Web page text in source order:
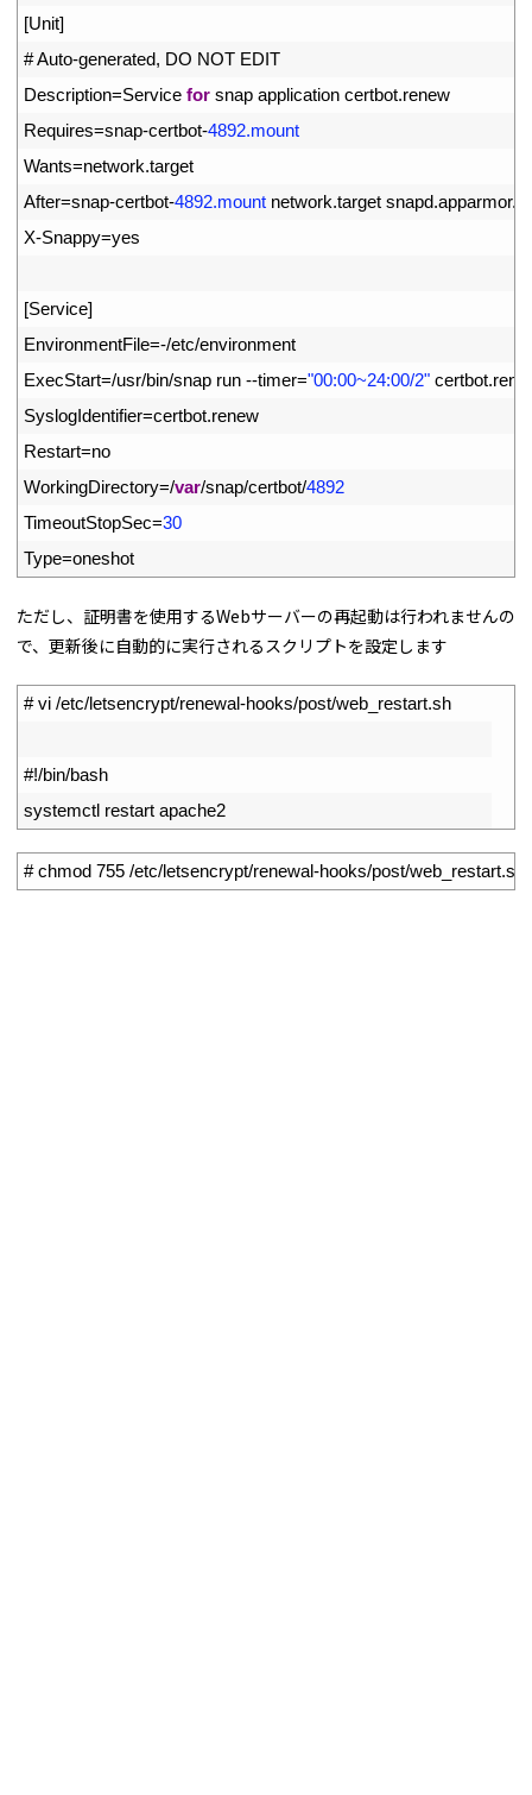
[Unit]
# Auto-generated, DO NOT EDIT
Description=Service for snap application certbot.renew
Requires=snap-certbot-4892.mount
Wants=network.target
After=snap-certbot-4892.mount network.target snapd.apparmor.
X-Snappy=yes
[Service]
EnvironmentFile=-/etc/environment
ExecStart=/usr/bin/snap run --timer="00:00~24:00/2" certbot.
SyslogIdentifier=certbot.renew
Restart=no
WorkingDirectory=/var/snap/certbot/4892
TimeoutStopSec=30
Type=oneshot
ただし、証明書を使用するWebサーバーの再起動は行われませんの
で、更新後に自動的に実行されるスクリプトを設定します
# vi /etc/letsencrypt/renewal-hooks/post/web_restart.sh
#!/bin/bash
systemctl restart apache2
# chmod 755 /etc/letsencrypt/renewal-hooks/post/web_restart.sh